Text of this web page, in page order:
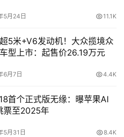
5月24日 11.1K
5米+V6发动机！大众揽境众
型上市：起售价26.19万元
6月7日 4.4K
首个正式版无缘：曝苹果AI
票至2025年
5月31日 8.4K